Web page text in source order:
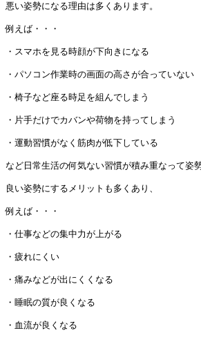
悪い姿勢になる理由は多くあります。
例えば・・・
・スマホを見る時顔が下向きになる
・パソコン作業時の画面の高さが合っていない
・椅子など座る時足を組んでしまう
・片手だけでカバンや荷物を持ってしまう
・運動習慣がなく筋肉が低下している
など日常生活の何気ない習慣が積み重なって姿
良い姿勢にするメリットも多くあり、
例えば・・・
・仕事などの集中力が上がる
・疲れにくい
・痛みなどが出にくくなる
・睡眠の質が良くなる
・血流が良くなる